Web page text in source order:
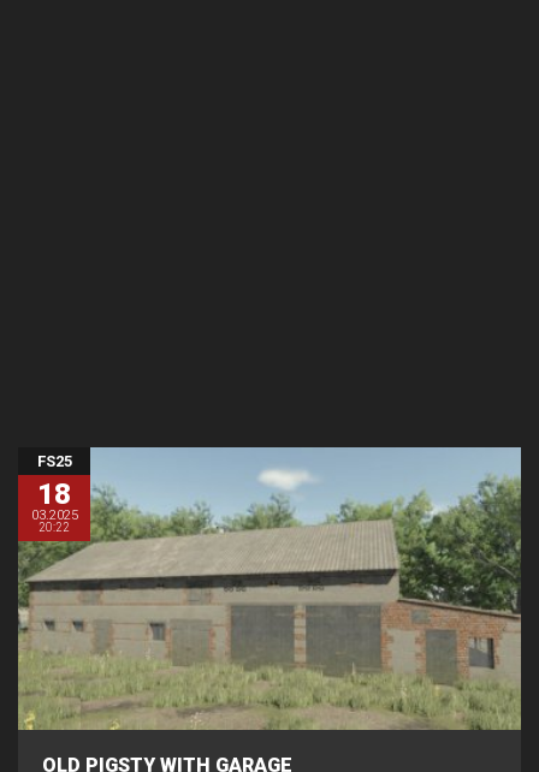
FS25
18
03.2025
20:22
OLD PIGSTY WITH GARAGE